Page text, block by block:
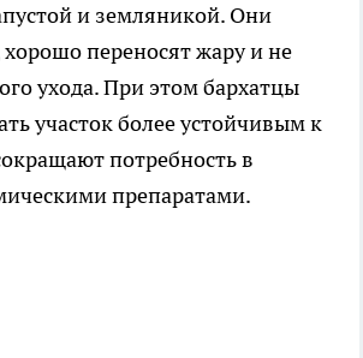
и земляникой. Они
переносят жару и не
ухода. При этом бархатцы
участок более устойчивым к
потребность в
препаратами.